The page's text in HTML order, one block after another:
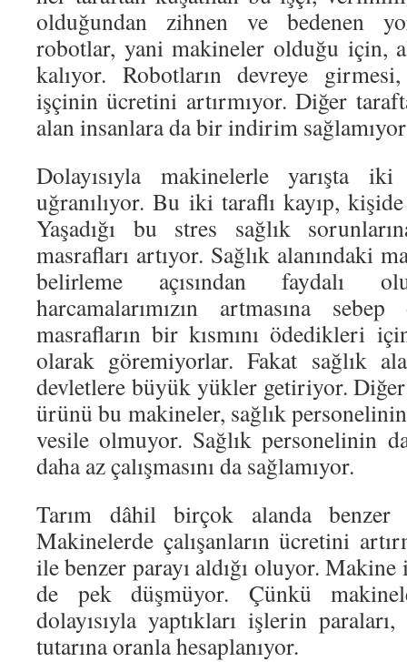
olduğundan zihnen ve bedenen
robotlar, yani makineler olduğu için,
kalıyor. Robotların devreye
işçinin ücretini artırmıyor. Diğer
alan insanlara da bir indirim
Dolayısıyla makinelerle yarışta
uğranılıyor. Bu iki taraflı kayıp,
Yaşadığı bu stres sağlık
masrafları artıyor. Sağlık alanındaki
belirleme açısından faydalı
harcamalarımızın artmasına
masrafların bir kısmını ödedikleri
olarak göremiyorlar. Fakat sağlık
devletlere büyük yükler getiriyor.
ürünü bu makineler, sağlık
vesile olmuyor. Sağlık personelinin
daha az çalışmasını da sağlamıyor.
Tarım dâhil birçok alanda benzer
Makinelerde çalışanların ücretini
ile benzer parayı aldığı oluyor.
de pek düşmüyor. Çünkü
dolayısıyla yaptıkları işlerin
tutarına oranla hesaplanıyor.